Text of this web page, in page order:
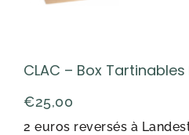
CLAC – Box
2 euros reversés à
€25,00